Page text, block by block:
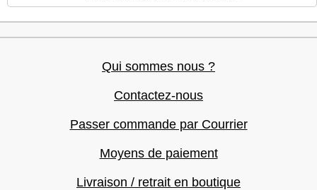
Qui sommes nous ?
Contactez-nous
Passer commande par Courrier
Moyens de paiement
Livraison / retrait en boutique